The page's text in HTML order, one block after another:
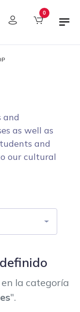
0
and
as well as
and
our cultural
la categoría
".